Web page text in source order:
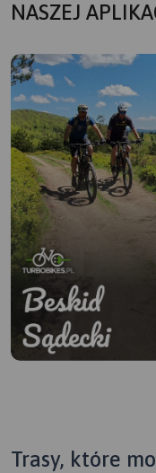
NASZEJ
Trasy, które